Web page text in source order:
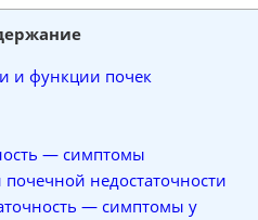
и функции почек
— симптомы
недостаточности
— симптомы у